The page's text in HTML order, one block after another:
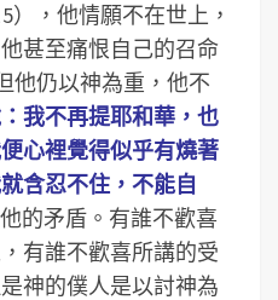
），他情願不在世上，
甚至痛恨自己的召命
他仍以神為重，他不
我不再提耶和華，也
心裡覺得似乎有燒著
含忍不住，不能自
的矛盾。有誰不歡喜
有誰不歡喜所講的受
神的僕人是以討神為